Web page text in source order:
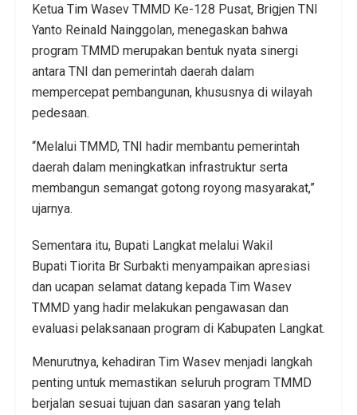
Ketua Tim Wasev TMMD Ke-128 Pusat, Brigjen TNI
Yanto Reinald Nainggolan, menegaskan bahwa
program TMMD merupakan bentuk nyata sinergi
antara TNI dan pemerintah daerah dalam
mempercepat pembangunan, khususnya di wilayah
pedesaan.
“Melalui TMMD, TNI hadir membantu pemerintah
daerah dalam meningkatkan infrastruktur serta
membangun semangat gotong royong masyarakat,”
ujarnya.
Sementara itu, Bupati Langkat melalui Wakil
Bupati Tiorita Br Surbakti menyampaikan apresiasi
dan ucapan selamat datang kepada Tim Wasev
TMMD yang hadir melakukan pengawasan dan
evaluasi pelaksanaan program di Kabupaten Langkat.
Menurutnya, kehadiran Tim Wasev menjadi langkah
penting untuk memastikan seluruh program TMMD
berjalan sesuai tujuan dan sasaran yang telah